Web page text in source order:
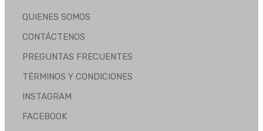
QUIENES SOMOS
CONTÁCTENOS
PREGUNTAS FRECUENTES
TÉRMINOS Y CONDICIONES
INSTAGRAM
FACEBOOK